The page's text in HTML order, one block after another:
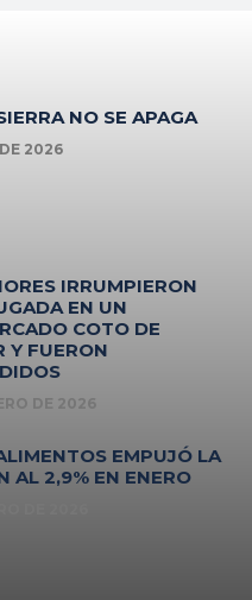
NO SE APAGA
2026
IRRUMPIERON
EN UN
COTO DE
Y FUERON
DE 2026
EMPUJÓ LA
AL 2,9% EN ENERO